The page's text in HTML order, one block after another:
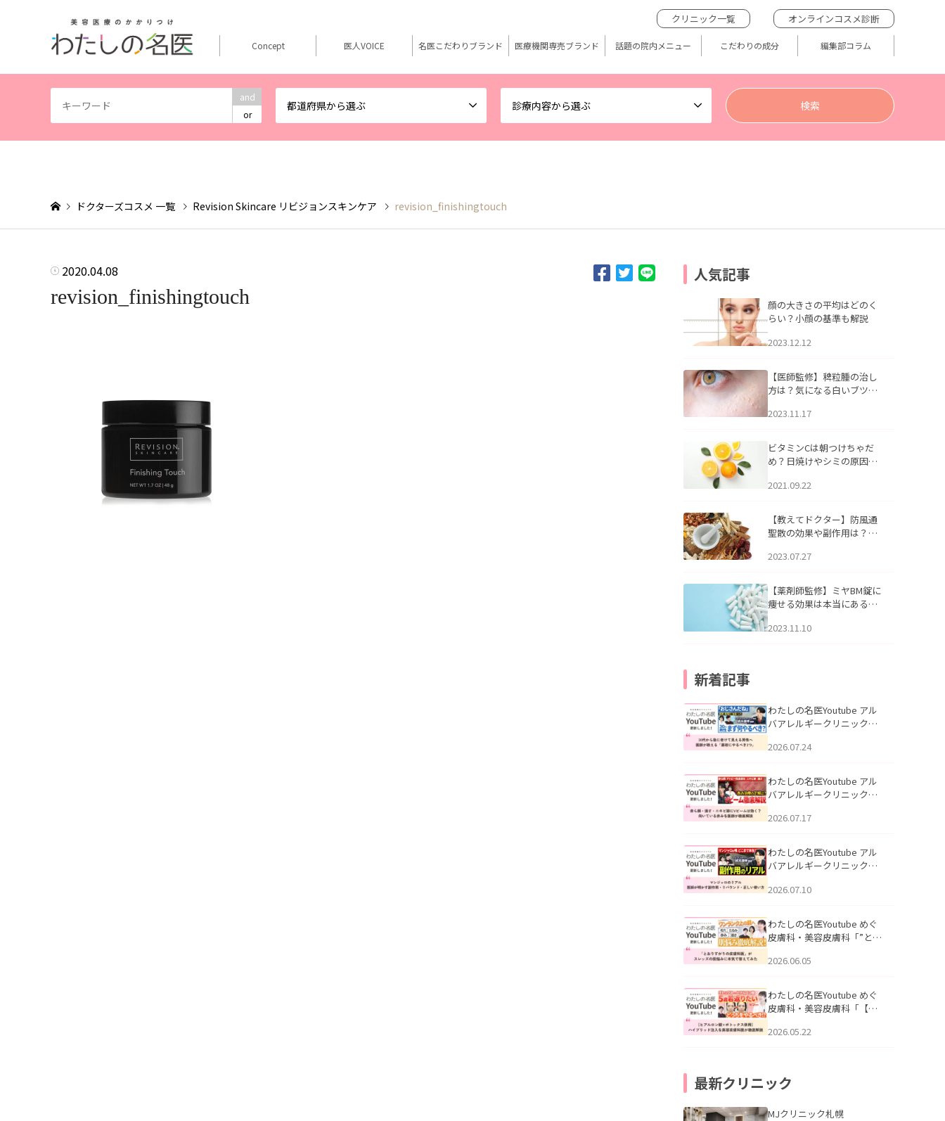
and
or
都道府県から選ぶ 診療内容から選ぶ
クリニック一覧 オンラインコスメ診断
Concept 医人VOICE 名医こだわりブランド 医療機関専売ブランド 話題の院内メニュー こだわりの成分 編集部コラム
ドクターズコスメ 一覧 Revision Skincare リビジョンスキンケア revision_finishingtouch
2020.04.08
revision_finishingtouch
人気記事
顔の大きさの平均はどのく
らい？小顔の基準も解説
2023.12.12
【医師監修】稗粒腫の治し
方は？気になる白いブツブ
アについて
2023.11.17
ビタミンCは朝つけちゃだ
め？日焼けやシミの原因に
2021.09.22
【教えてドクター】防風通
聖散の効果や副作用は？長
2023.07.27
【薬剤師監修】ミヤBM錠に
痩せる効果は本当にある
2023.11.10
新着記事
わたしの名医Youtube アル
バアレルギークリニック札
える男性へ｜医師が教える
公開いたしました。
2026.07.24
わたしの名医Youtube アル
バアレルギークリニック札
跡にVビームは効く？向いて
説」を公開いたしました。
2026.07.17
わたしの名医Youtube アル
バアレルギークリニック札
医師が明かす副作用・リバ
公開いたしました。
2026.07.10
わたしの名医Youtube めぐ
皮膚科・美容皮膚科「”とお
ッズの肌悩みに本気で答え
た。
2026.06.05
わたしの名医Youtube めぐ
皮膚科・美容皮膚科「【ヒ
用】ハイブリッド注入を美
2026.05.22
最新クリニック
MJクリニック札幌